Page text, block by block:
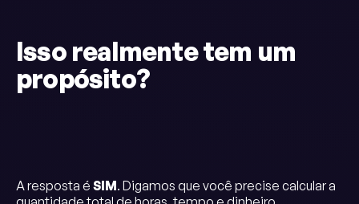
Isso realmente tem um
propósito?
A resposta é SIM. Digamos que você precise calcular a